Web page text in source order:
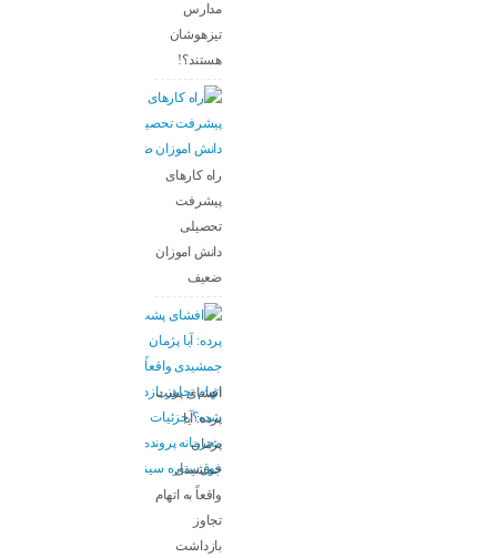
مدارس
تیزهوشان
هستند؟!
راه کارهای
پیشرفت
تحصیلی
دانش اموزان
ضعیف
افشای پشت
پرده: آیا
پژمان
جمشیدی
واقعاً به اتهام
تجاوز
بازداشت